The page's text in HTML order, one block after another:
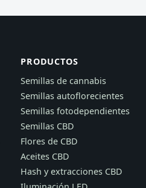
PRODUCTOS
Semillas de cannabis
Semillas autoflorecientes
Semillas fotodependientes
Semillas CBD
Flores de CBD
Aceites CBD
Hash y extracciones CBD